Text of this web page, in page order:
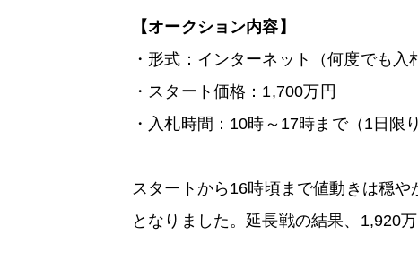
【オークション内容】
・形式：インターネット（何度でも入
・スタート価格：1,700万円
・入札時間：10時～17時まで（1日限り
スタートから16時頃まで値動きは穏
となりました。延長戦の結果、1,920